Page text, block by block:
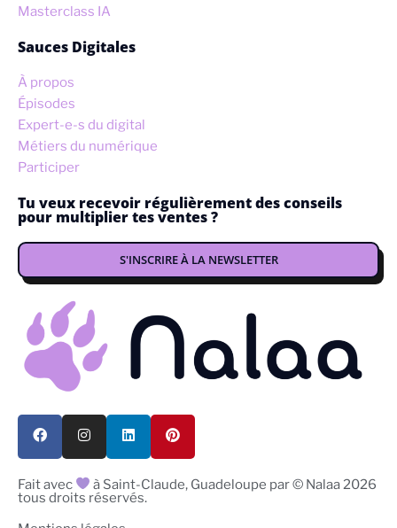
Masterclass IA
Sauces Digitales
À propos
Épisodes
Expert-e-s du digital
Métiers du numérique
Participer
Tu veux recevoir régulièrement des conseils
pour multiplier tes ventes ?
S'INSCRIRE À LA NEWSLETTER
Fait avec
à Saint-Claude, Guadeloupe par © Nalaa 2026
tous droits réservés.